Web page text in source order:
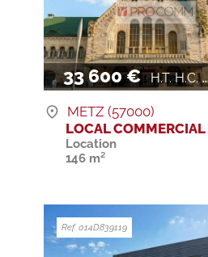
33 600 € H.T. H.C. / AN
METZ (57000)
LOCAL COMMERCIAL
Location
146 m²
Ref. 014D839119